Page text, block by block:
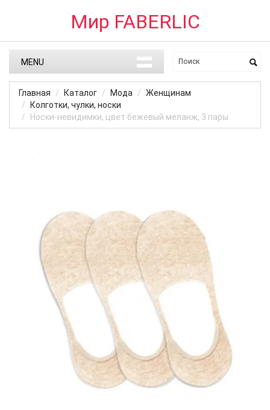
Мир FABERLIC
MENU
Главная Каталог Мода
Женщинам
Колготки, чулки, носки
Носки-невидимки, цвет бежевый меланж, 3 пары